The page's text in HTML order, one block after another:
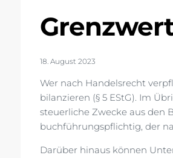
18. August 2023
Wer nach Handelsrecht
bilanzieren (§ 5 EStG). Im
steuerliche Zwecke aus den
buchführungspflichtig, der
Darüber hinaus können